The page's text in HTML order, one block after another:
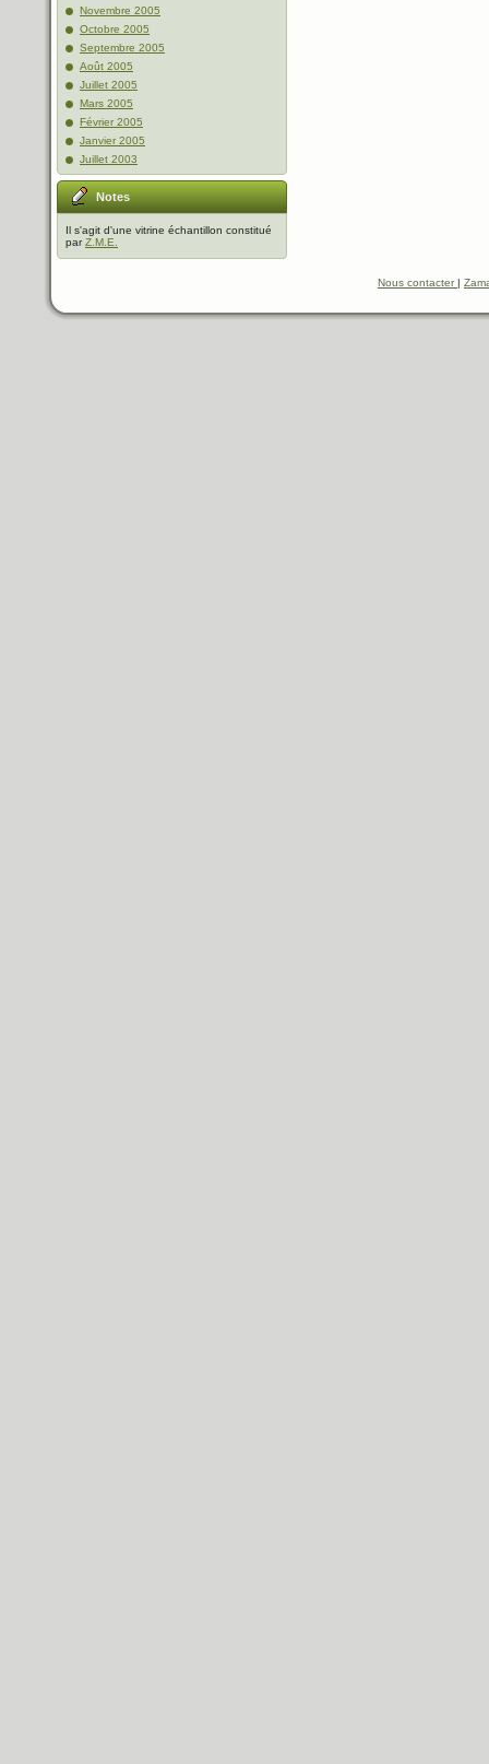
Novembre 2005
Octobre 2005
Septembre 2005
Août 2005
Juillet 2005
Mars 2005
Février 2005
Janvier 2005
Juillet 2003
Notes
Il s'agit d'une vitrine échantillon constitué
parZ.M.E.
Nous contacter|